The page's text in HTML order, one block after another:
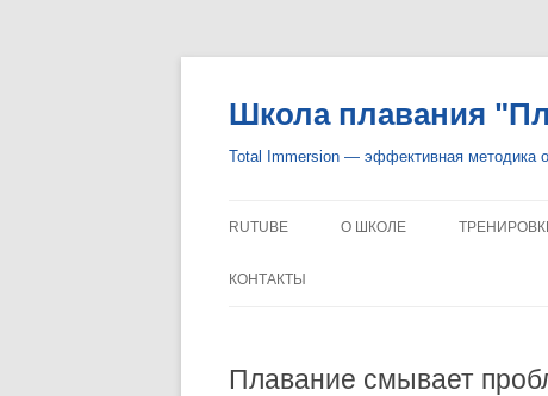
Школа плавания
Total Immersion — эффективная методика
RUTUBE О ШКОЛЕ
ТРЕНЕРЫ И ИНСТРУКТОРЫ
КОНТАКТЫ
Плавание смывает